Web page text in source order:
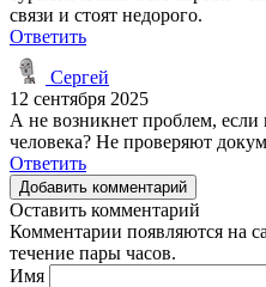
связи и стоят недорого.
Ответить
Сергей
12 сентября 2025
А не возникнет проблем, если
человека? Не проверяют
Ответить
Добавить комментарий
Оставить комментарий
Комментарии появляются на
течение пары часов.
Имя